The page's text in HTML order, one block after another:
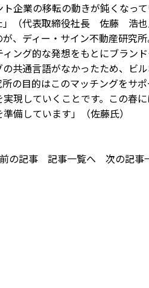
企業の移転の動きが鈍くなっ
」（代表取締役社長 佐藤 浩也
、ディー・サイン不動産研究
ング的な発想をもとにブランド
共通言語がなかったため、ビ
の目的はこのマッチングをサ
現していくことです。この春
備しています」（佐藤氏）
の記事 記事一覧へ 次の記